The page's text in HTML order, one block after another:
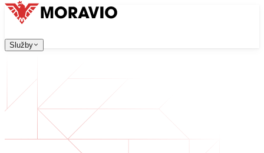
Služby
Vývoj software
Webové aplikace, které jsou škálovatelné, bezpečné a
Digitální transformace
Digitalizujte své podnikání. Připravte se na budoucnost.
Všechny služby
English
Kontaktujte nás